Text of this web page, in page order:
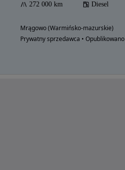
272 000 km Diesel
Mrągowo (Warmińsko-mazurskie)
Prywatny sprzedawca • Opublikowano